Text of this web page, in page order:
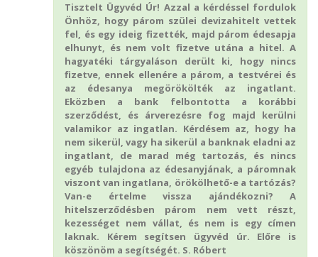
Tisztelt Ügyvéd Úr! Azzal a kérdéssel fordulok
Önhöz, hogy párom szülei devizahitelt vettek
fel, és egy ideig fizették, majd párom édesapja
elhunyt, és nem volt fizetve utána a hitel. A
hagyatéki tárgyaláson derült ki, hogy nincs
fizetve, ennek ellenére a párom, a testvérei és
az édesanya megörökölték az ingatlant.
Eközben a bank felbontotta a korábbi
szerződést, és árverezésre fog majd kerülni
valamikor az ingatlan. Kérdésem az, hogy ha
nem sikerül, vagy ha sikerül a banknak eladni az
ingatlant, de marad még tartozás, és nincs
egyéb tulajdona az édesanyjának, a páromnak
viszont van ingatlana, örökölhető-e a tartózás?
Van-e értelme vissza ajándékozni? A
hitelszerződésben párom nem vett részt,
kezességet nem vállat, és nem is egy címen
laknak. Kérem segítsen ügyvéd úr. Előre is
köszönöm a segítségét. S. Róbert